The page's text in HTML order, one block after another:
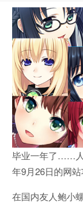
毕业一年了……人
年9月26日的网
在国内友人鲍小